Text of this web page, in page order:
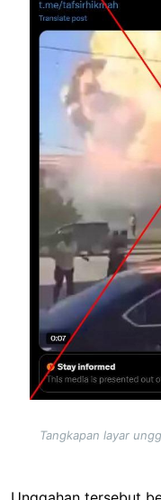
Tangkapan layar